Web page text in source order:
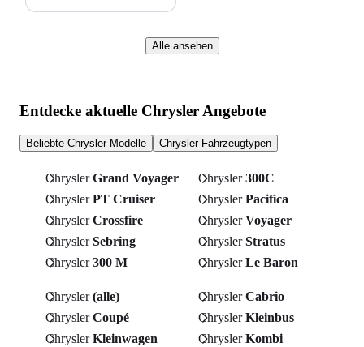
Alle ansehen
Entdecke aktuelle Chrysler Angebote
Beliebte Chrysler Modelle Chrysler Fahrzeugtypen
ChryslerGrand Voyager Chrysler300C
ChryslerPT Cruiser ChryslerPacifica
ChryslerCrossfire ChryslerVoyager
ChryslerSebring ChryslerStratus
Chrysler300 M ChryslerLe Baron
Chrysler(alle) ChryslerCabrio
ChryslerCoupé ChryslerKleinbus
ChryslerKleinwagen ChryslerKombi